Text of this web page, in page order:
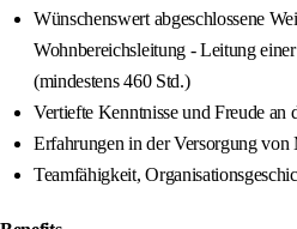
Wünschenswert abgeschlossene
Wohnbereichsleitung - Leitung
(mindestens 460 Std.)
Vertiefte Kenntnisse und Freude an
Erfahrungen in der Versorgung von
Teamfähigkeit,